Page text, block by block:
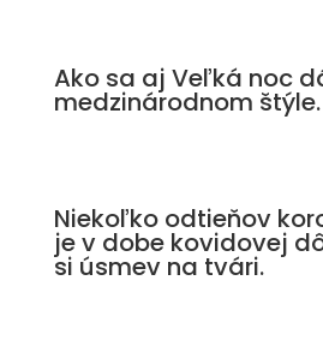
Ako sa aj Veľká noc
medzinárodnom štýle.
Niekoľko odtieňov
je v dobe kovidovej
si úsmev na tvári.